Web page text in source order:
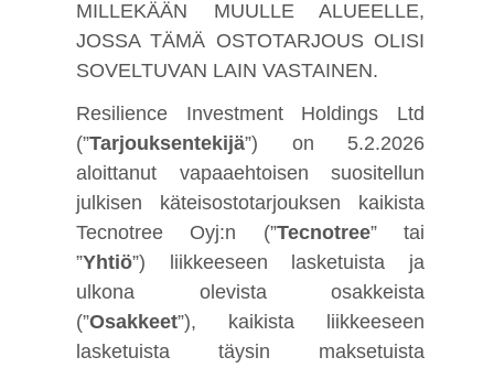
MILLEKÄÄN MUULLE ALUEELLE,
JOSSA TÄMÄ OSTOTARJOUS OLISI
SOVELTUVAN LAIN VASTAINEN.
Resilience Investment Holdings Ltd
(”Tarjouksentekijä”) on 5.2.2026
aloittanut vapaaehtoisen suositellun
julkisen käteisostotarjouksen kaikista
Tecnotree Oyj:n (”Tecnotree” tai
”Yhtiö”) liikkeeseen lasketuista ja
ulkona olevista osakkeista
(”Osakkeet”), kaikista liikkeeseen
lasketuista täysin maksetuista